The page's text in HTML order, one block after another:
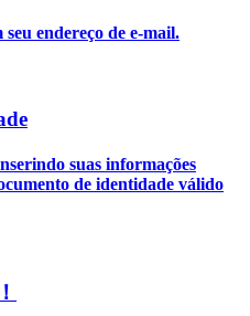
endereço de e-mail.
suas informações
de identidade válido